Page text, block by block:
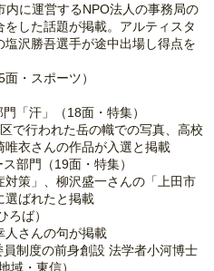
に運営するNPO法人の事務局の
した話題が掲載。アルティスタ
沢勝吾選手が途中出場し得点を
・スポーツ）
「汗」（18面・特集）
で行われた岳の幟での写真、高校
衣さんの作品が入選と掲載
部門（19面・特集）
策」、柳沢盛一さんの「上田市
選ばれたと掲載
ば）
さんの句が掲載
制度の前身創設 法学者小河博士
域・東信）